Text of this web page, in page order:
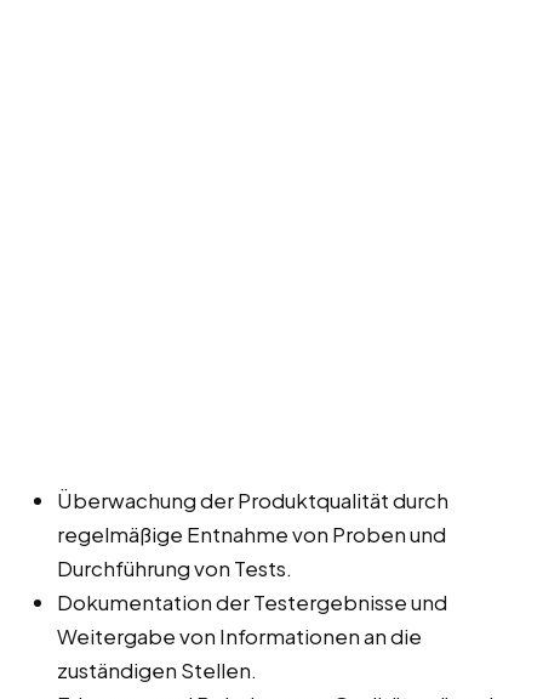
Überwachung der Produktqualität durch
regelmäßige Entnahme von Proben und
Durchführung von Tests.
Dokumentation der Testergebnisse und
Weitergabe von Informationen an die
zuständigen Stellen.